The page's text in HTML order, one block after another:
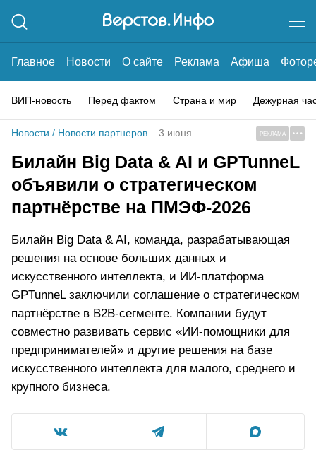
Главное Новости О сайте Реклама Афиша
ВИП-новость Перед фактом Страна и мир Дежурная
Новости / Новости партнеров 3 июня РЕКЛАМА
Билайн Big Data & AI и GPTunneL
объявили о стратегическом
партнёрстве на ПМЭФ-2026
Билайн Big Data & AI, команда, разрабатывающая
решения на основе больших данных и
искусственного интеллекта, и ИИ-платформа
GPTunneL заключили соглашение о стратегическом
партнёрстве в B2B-сегменте. Компании будут
совместно развивать сервис «ИИ-помощники для
предпринимателей» и другие решения на базе
искусственного интеллекта для малого, среднего и
крупного бизнеса.